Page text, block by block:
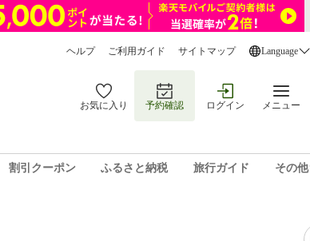
ヘルプ ご利用ガイド サイトマップ Language
お気に入り 予約確認 ログイン メニュー
割引クーポン ふるさと納税 旅行ガイド その他